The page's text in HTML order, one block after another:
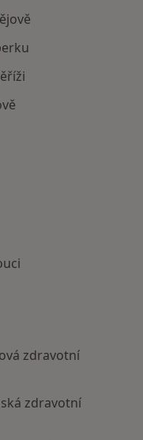
zdravotní
zdravotní